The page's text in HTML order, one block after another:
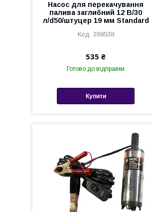
Насос для перекачування
палива заглибний 12 В/30
л/d50/штуцер 19 мм Standard
269538
535 ₴
Готово до відправки
Купити